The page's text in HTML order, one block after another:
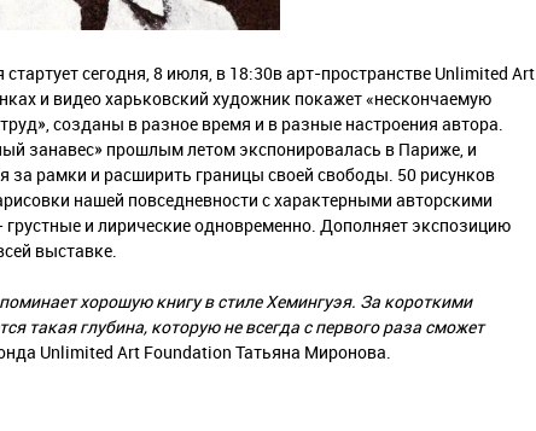
сегодня, 8 июля, в 18:30в арт-пространстве Unlimited Art
и видео харьковский художник покажет «нескончаемую
созданы в разное время и в разные настроения автора.
занавес» прошлым летом экспонировалась в Париже, и
рамки и расширить границы своей свободы. 50 рисунков
нашей повседневности с характерными авторскими
и лирические одновременно. Дополняет экспозицию
выставке.
хорошую книгу в стиле Хемингуэя. За короткими
такая глубина, которую не всегда с первого раза сможет
Unlimited Art Foundation Татьяна Миронова.